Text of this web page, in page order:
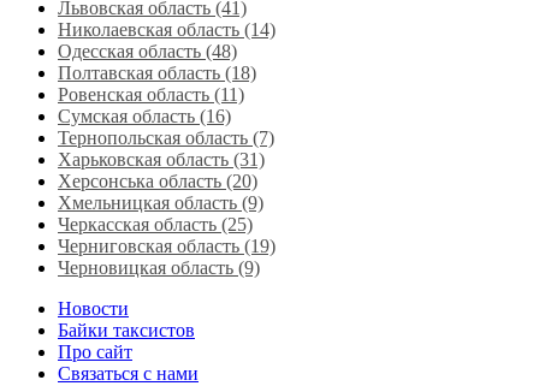
Львовская область‎ (41)
Николаевская область‎ (14)
Одесская область‎ (48)
Полтавская область (18)
Ровенская область‎ (11)
Сумская область‎ (16)
Тернопольская область‎ (7)
Харьковская область‎ (31)
Херсонська область‎ (20)
Хмельницкая область‎ (9)
Черкасская область‎ (25)
Черниговская область (19)
Черновицкая область (9)
Новости
Байки таксистов
Про сайт
Связаться с нами